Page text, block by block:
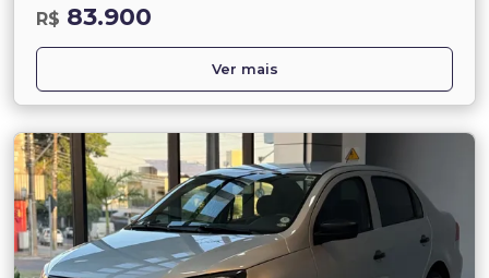
R$ 83.900
Ver mais